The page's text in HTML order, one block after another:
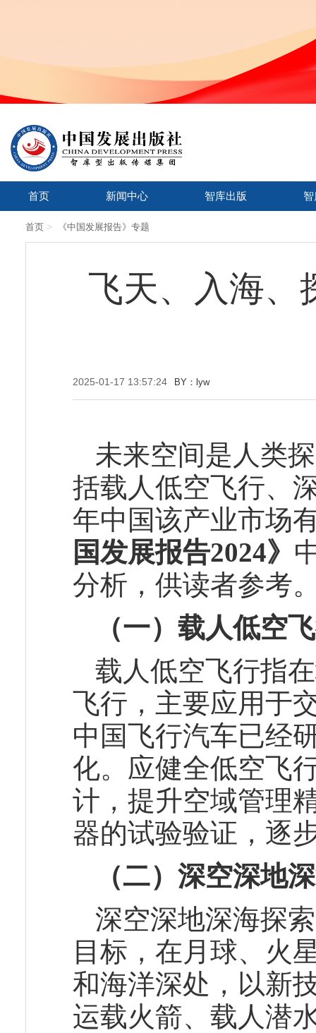
首页 新闻中心 智库出版
首页 > 《中国发展报告》专题
飞天、入海、
2025-01-17 13:57:24 BY：lyw
未来空间是人类
括载人低空飞行、
年中国该产业市场
国发展报告2024》
分析，供读者参考
（一）载人低空
载人低空飞行指
飞行，主要应用于
中国飞行汽车已经
化。应健全低空飞
计，提升空域管理
器的试验验证，逐
（二）深空深地
深空深地深海探
目标，在月球、火
和海洋深处，以新
运载火箭、载人潜